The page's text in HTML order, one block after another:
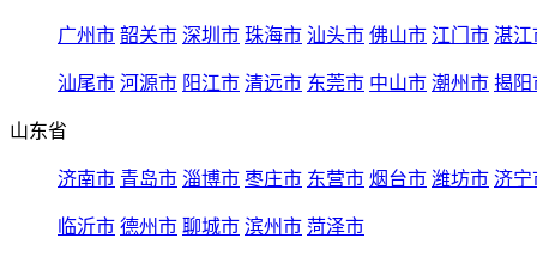
广州市 韶关市 深圳市 珠海市 汕头市 佛山市 江门市 湛江
汕尾市 河源市 阳江市 清远市 东莞市 中山市 潮州市 揭阳
山东省
济南市 青岛市 淄博市 枣庄市 东营市 烟台市 潍坊市 济宁
临沂市 德州市 聊城市 滨州市 菏泽市